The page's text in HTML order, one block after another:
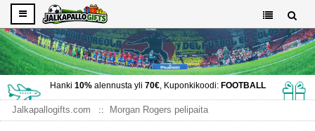
Hanki 10%alennusta yli 70€, Kuponkikoodi: FOOTBALL
Jalkapallogifts.com Morgan Rogers pelipaita